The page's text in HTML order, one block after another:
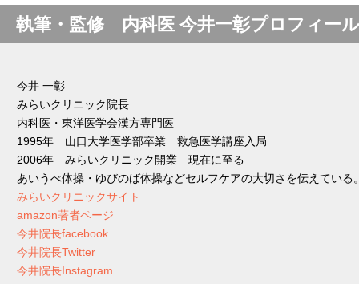
執筆・監修 内科医 今井一彰プロフィール
今井 一彰
みらいクリニック院長
内科医・東洋医学会漢方専門医
1995年 山口大学医学部卒業 救急医学講座入局
2006年 みらいクリニック開業 現在に至る
あいうべ体操・ゆびのば体操などセルフケアの大切さを伝えてい
みらいクリニックサイト
amazon著者ページ
今井院長facebook
今井院長Twitter
今井院長Instagram